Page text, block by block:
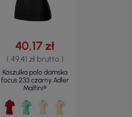
40,17 zł
( 49,41 zł brutto )
Koszulka polo damska
focus 233 czarny Adler
Malfini®